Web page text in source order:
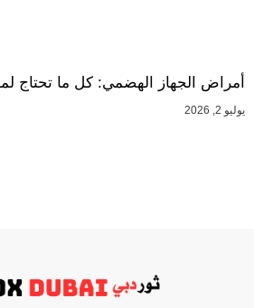
أمراض الجهاز الهضمي: كل ما تحتاج
يوليو 2, 2026